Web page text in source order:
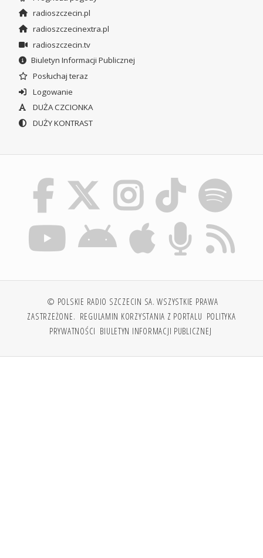
radioszczecin.pl
radioszczecinextra.pl
radioszczecin.tv
Biuletyn Informacji Publicznej
Posłuchaj teraz
Logowanie
DUŻA CZCIONKA
DUŻY KONTRAST
© POLSKIE RADIO SZCZECIN SA. WSZYSTKIE PRAWA
ZASTRZEŻONE. REGULAMIN KORZYSTANIA Z PORTALU POLITYKA
PRYWATNOŚCI BIULETYN INFORMACJI PUBLICZNEJ